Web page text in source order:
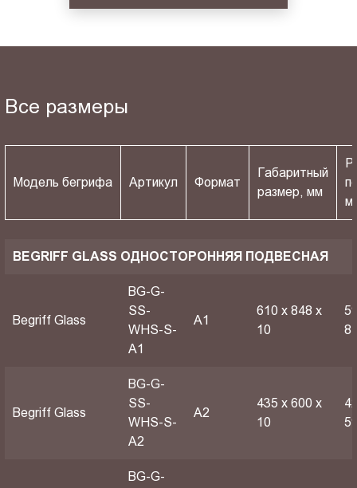
Все размеры
Модель бегрифа Артикул Формат
Габаритный
размер, мм
BEGRIFF GLASS ОДНОСТОРОННЯЯ ПОДВЕСНАЯ
Begriff Glass
BG-G-
SS-
WHS-S-
A1
A1
610 х 848 х
10
Begriff Glass
BG-G-
SS-
WHS-S-
A2
A2
435 х 600 х
10
BG-G-